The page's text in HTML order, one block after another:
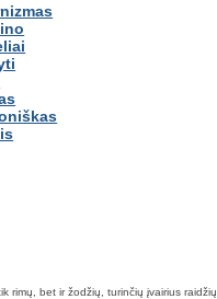
rimų, bet ir žodžių, turinčių įvairius raidžių